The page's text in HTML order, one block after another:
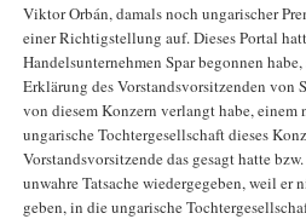
Viktor Orbán, damals noch ungarischer
einer Richtigstellung auf. Dieses Portal
Handelsunternehmen Spar begonnen
Erklärung des Vorstandsvorsitzenden von
von diesem Konzern verlangt habe,
ungarische Tochtergesellschaft dieses
Vorstandsvorsitzende das gesagt hatte
unwahre Tatsache wiedergegeben, weil
geben, in die ungarische